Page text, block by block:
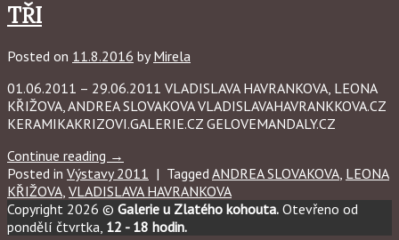
TŘI
Posted on 11.8.2016 byMirela
01.06.2011 – 29.06.2011 VLADISLAVA HAVRANKOVA, LEONA
KŘIŽOVA, ANDREA SLOVAKOVA VLADISLAVAHAVRANKKOVA.CZ
KERAMIKAKRIZOVI.GALERIE.CZ GELOVEMANDALY.CZ
Continue reading →
Posted in Výstavy 2011 | Tagged ANDREA SLOVAKOVA LEONA
KŘIŽOVA VLADISLAVA HAVRANKOVA
Copyright 2026 © Galerie u Zlatého kohouta. Otevřeno od
pondělí čtvrtka, 12 - 18 hodin.